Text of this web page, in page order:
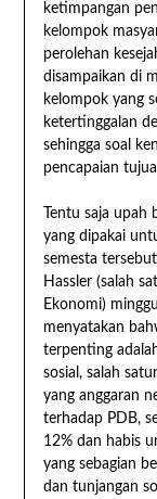
ketimpangan
kelompok
perolehan
disampaikan di
kelompok yang
ketertinggalan
sehingga soal
pencapaian
Tentu saja
yang dipakai
semesta
Hassler (salah
Ekonomi)
menyatakan
terpenting
sosial, salah
yang anggaran
terhadap PDB,
12% dan habis
yang sebagian
dan tunjangan